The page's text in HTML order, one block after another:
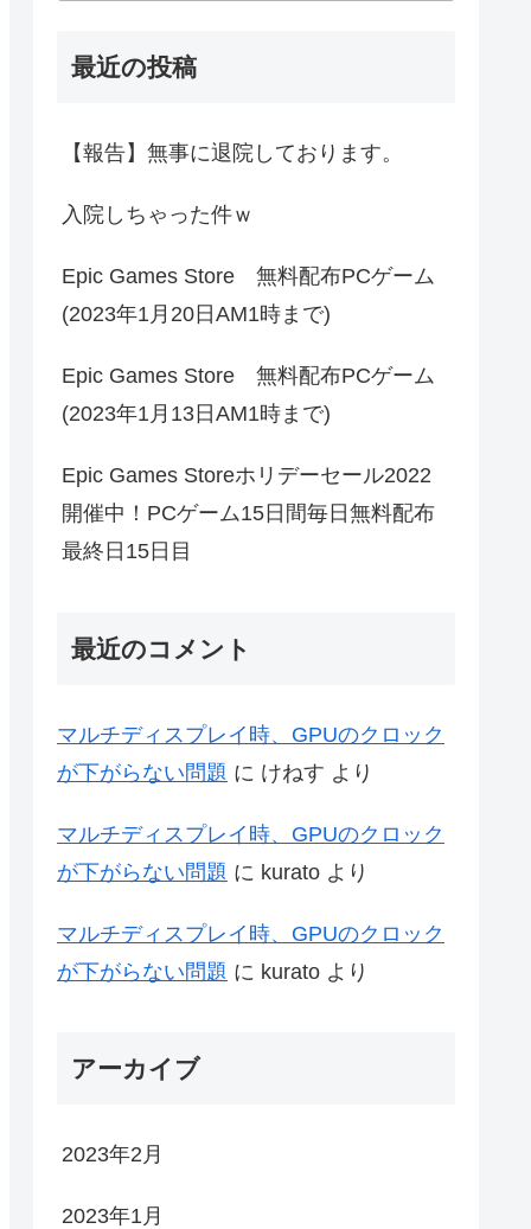
最近の投稿
【報告】無事に退院しております。
入院しちゃった件ｗ
Epic Games Store 無料配布PCゲーム
(2023年1月20日AM1時まで)
Epic Games Store 無料配布PCゲーム
(2023年1月13日AM1時まで)
Epic Games Storeホリデーセール2022
開催中！PCゲーム15日間毎日無料配布
最終日15日目
最近のコメント
マルチディスプレイ時、GPUのクロック
が下がらない問題 に けねす より
マルチディスプレイ時、GPUのクロック
が下がらない問題 に kurato より
マルチディスプレイ時、GPUのクロック
が下がらない問題 に kurato より
アーカイブ
2023年2月
2023年1月